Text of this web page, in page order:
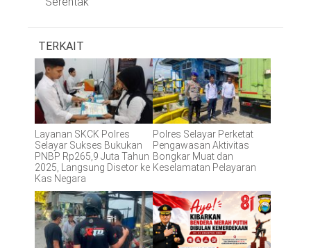
TERKAIT
Layanan SKCK Polres
Selayar Sukses Bukukan
PNBP Rp265,9 Juta Tahun
2025, Langsung Disetor ke
Kas Negara
Polres Selayar Perketat
Pengawasan Aktivitas
Bongkar Muat dan
Keselamatan Pelayaran